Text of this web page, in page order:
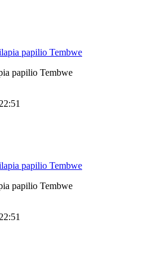
papilio Tembwe
papilio Tembwe